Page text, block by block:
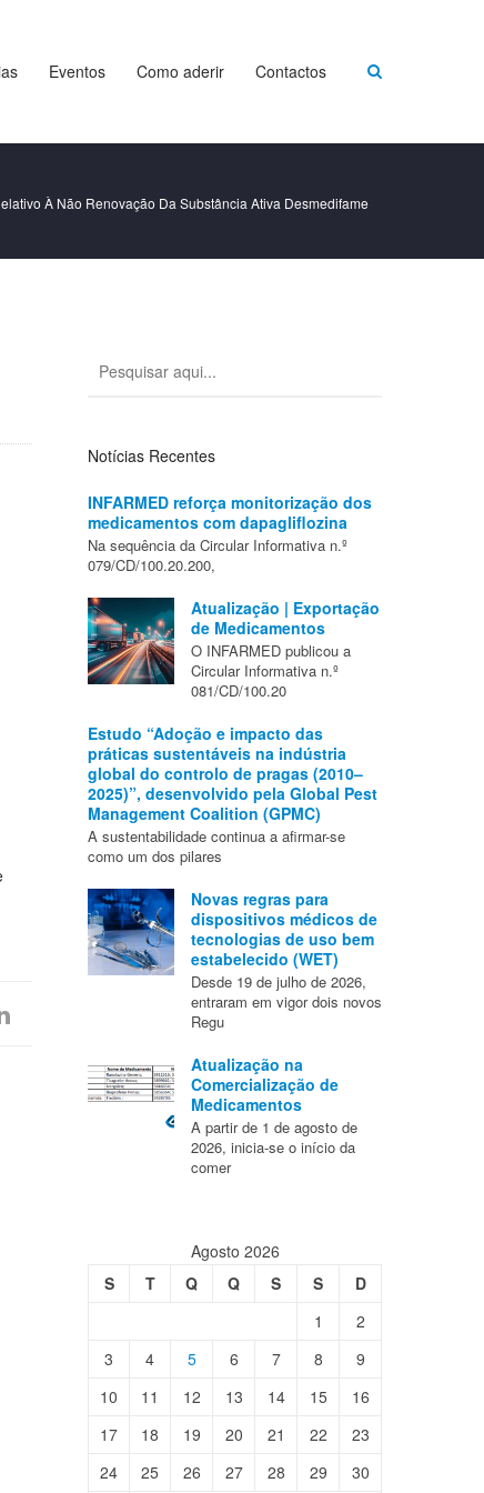
Eventos Como aderir Contactos
À Não Renovação Da Substância Ativa Desmedifame
Notícias Recentes
INFARMED reforça monitorização dos
medicamentos com dapagliflozina
Na sequência da Circular Informativa n.º
079/CD/100.20.200,
Atualização | Exportação
de Medicamentos
O INFARMED publicou a
Circular Informativa n.º
081/CD/100.20
Estudo “Adoção e impacto das
práticas sustentáveis na indústria
global do controlo de pragas (2010–
2025)”, desenvolvido pela Global Pest
Management Coalition (GPMC)
A sustentabilidade continua a afirmar-se
como um dos pilares
Novas regras para
dispositivos médicos de
tecnologias de uso bem
estabelecido (WET)
Desde 19 de julho de 2026,
entraram em vigor dois novos
Regu
Atualização na
Comercialização de
Medicamentos
A partir de 1 de agosto de
2026, inicia-se o início da
comer
Agosto 2026
S
T Q Q S S
D
1
2
3
4 5 6 7 8
9
10
11 12 13 14 15
16
17
18 19 20 21 22
23
24
25 26 27 28 29
30